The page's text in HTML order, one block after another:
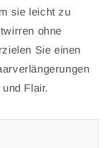
sie leicht zu
ohne
Sie einen
Flair.